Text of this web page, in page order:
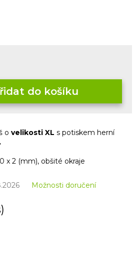
Možnosti doručení
do košíku
o velikosti XL s potiskem herní
x 2 (mm), obšité okraje